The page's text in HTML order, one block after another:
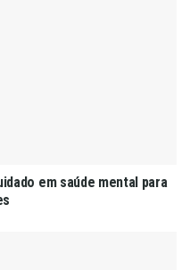
em saúde mental para